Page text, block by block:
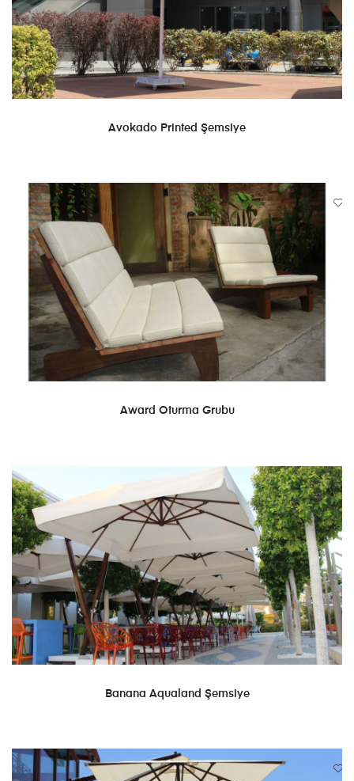
DEVAMINI OKU
Avokado Printed Şemsiye
DEVAMINI OKU
Award Oturma Grubu
DEVAMINI OKU
Banana Aqualand Şemsiye